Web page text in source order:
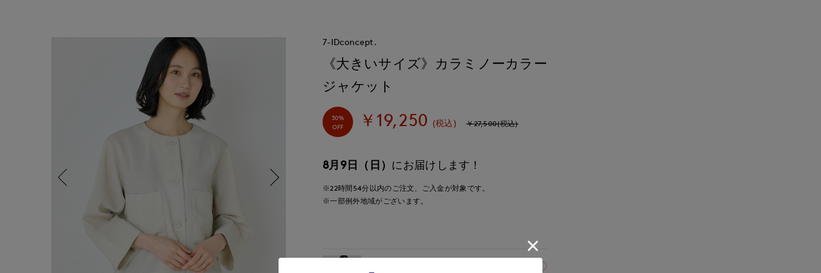
7-IDconcept.
《大きいサイズ》カラミノーカラー
ジャケット
30%
OFF
￥19,250 (税込) ￥27,500(税込)
8月9日（日） にお届けします！
※22時間 54分以内のご注文、ご入金が対象です。
※一部例外地域がございます。